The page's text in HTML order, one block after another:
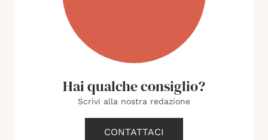
Hai qualche consiglio?
Scrivi alla nostra redazione
CONTATTACI